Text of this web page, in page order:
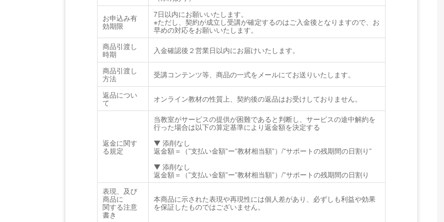
お申込み有
効期限
7日以内にお願いいたします。
※ただし、契約が成立し受講が確定するのはご入金後となりますので、お
早めの対応をお願いいたします。
商品引渡し
時期
入金確認後２営業日以内にお届けいたします。
商品引渡し
方法
受講コンテンツ等、商品の一式をメールにてお送りいたします。
返品につい
て
オンライン教材の性質上、契約後の返品はお受けしておりません。
返金に関す
る規定
当教室がサービスの提供が困難であると判断し、サービスの途中解約を
行った場合は以下の算定基準により返金額を決定する
▼ 添削なし
返金額＝（”支払い金額”ー”教材相当額”）/”サポートの残期間の日割り”
▼ 添削なし
返金額＝（”支払い金額”ー”教材相当額”）/”サポートの残期間の日割り
表現、及び
商品に
関する注意
書き
本商品に示された表現や再現性には個人差があり、必ずしも利益や効果
を保証したものではございません。